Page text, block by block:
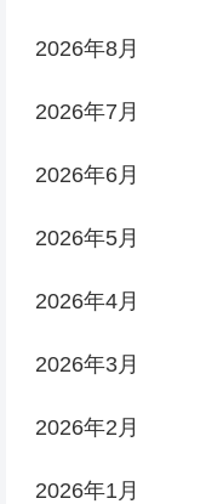
2026年8月
2026年7月
2026年6月
2026年5月
2026年4月
2026年3月
2026年2月
2026年1月